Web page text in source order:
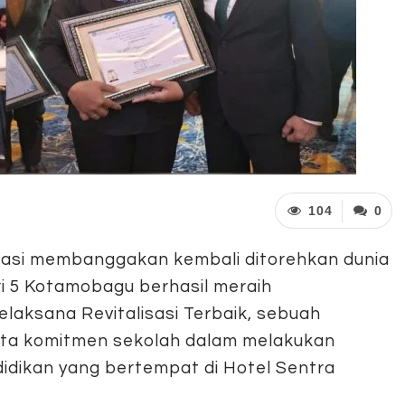
0
104
membanggakan kembali ditorehkan dunia
5 Kotamobagu berhasil meraih
Revitalisasi Terbaik, sebuah
komitmen sekolah dalam melakukan
yang bertempat di Hotel Sentra